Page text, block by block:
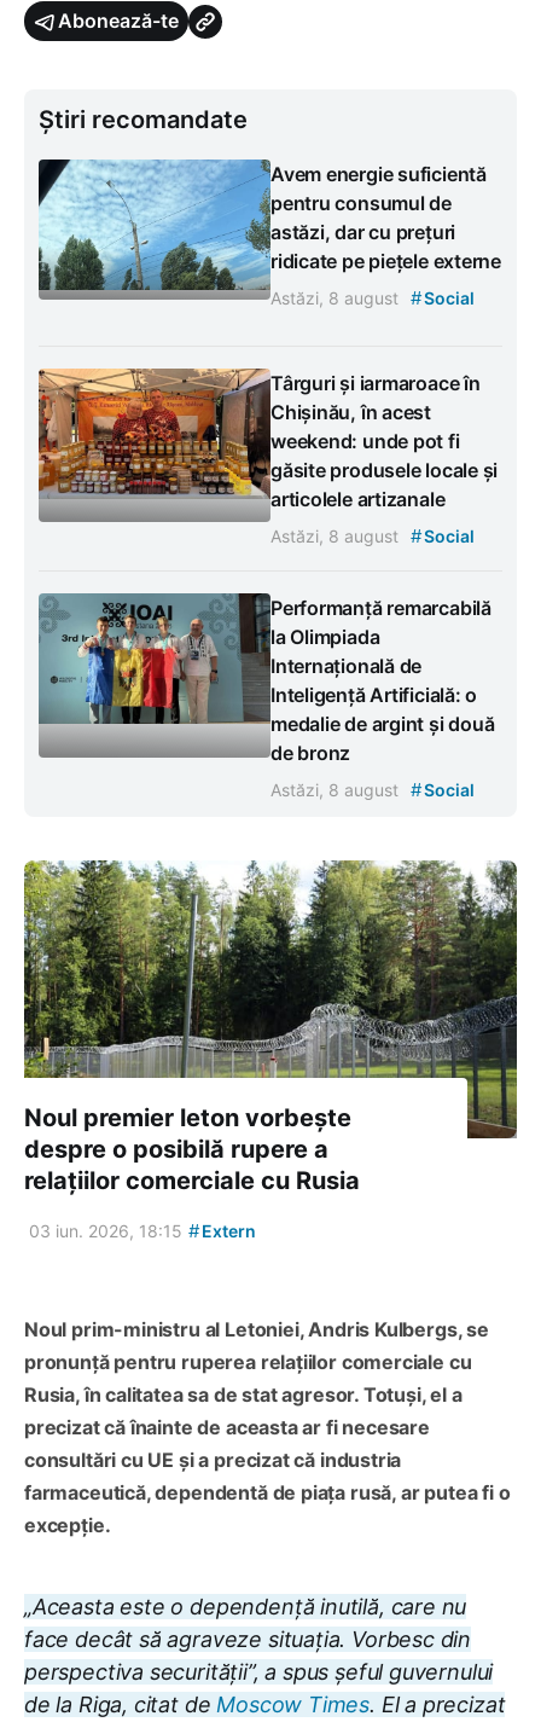
Abonează-te
Știri recomandate
Avem energie suficientă
pentru consumul de
astăzi, dar cu prețuri
ridicate pe piețele externe
Astăzi, 8 august #Social
Târguri și iarmaroace în
Chișinău, în acest
weekend: unde pot fi
găsite produsele locale și
articolele artizanale
Astăzi, 8 august #Social
Performanță remarcabilă
la Olimpiada
Internațională de
Inteligență Artificială: o
medalie de argint și două
de bronz
Astăzi, 8 august #Social
Noul premier leton vorbește
despre o posibilă rupere a
relațiilor comerciale cu Rusia
03 iun. 2026, 18:15 #Extern
Noul prim-ministru al Letoniei, Andris Kulbergs, se
pronunță pentru ruperea relațiilor comerciale cu
Rusia, în calitatea sa de stat agresor. Totuși, el a
precizat că înainte de aceasta ar fi necesare
consultări cu UE și a precizat că industria
farmaceutică, dependentă de piața rusă, ar putea fi o
excepție.
„Aceasta este o dependență inutilă, care nu
face decât să agraveze situația. Vorbesc din
perspectiva securității”, a spus șeful guvernului
de la Riga, citat de Moscow Times. El a precizat